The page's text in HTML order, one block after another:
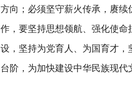
方向；必须坚守薪火传承，赓
作，要坚持思想领航、强化使
设，坚持为党育人、为国育才
台阶，为加快建设中华民族现代